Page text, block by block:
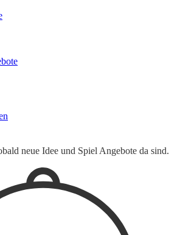
neue Idee und Spiel Angebote da sind.